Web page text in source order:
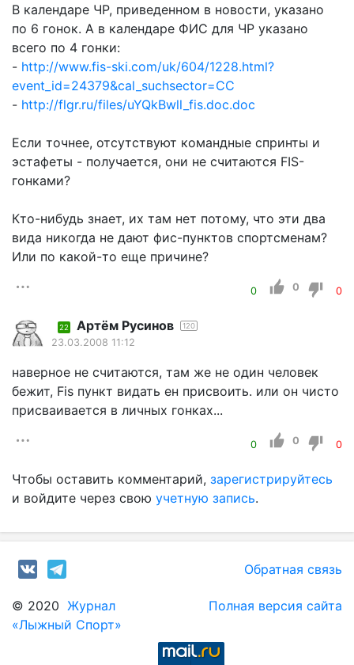
В календаре ЧР, приведенном в новости, указано
по 6 гонок. А в календаре ФИС для ЧР указано
всего по 4 гонки:
- http://www.fis-ski.com/uk/604/1228.html?
event_id=24379&cal_suchsector=CC
- http://flgr.ru/files/uYQkBwll_fis.doc.doc
Если точнее, отсутствуют командные спринты и
эстафеты - получается, они не считаются FIS-
гонками?
Кто-нибудь знает, их там нет потому, что эти два
вида никогда не дают фис-пунктов спортсменам?
Или по какой-то еще причине?
0 0 0
22 Артём Русинов 120
23.03.2008 11:12
наверное не считаются, там же не один человек
бежит, Fis пункт видать ен присвоить. или он чисто
присваивается в личных гонках...
0 0 0
Чтобы оставить комментарий, зарегистрируйтесь
и войдите через свою учетную запись.
Обратная связь
© 2020 Журнал
«Лыжный Спорт»
Полная версия сайта